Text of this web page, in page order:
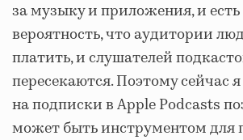
за музыку и приложения, и
вероятность, что аудитории
платить, и слушателей
пересекаются. Поэтому сейчас
на подписки в Apple Podcasts
может быть инструментом для